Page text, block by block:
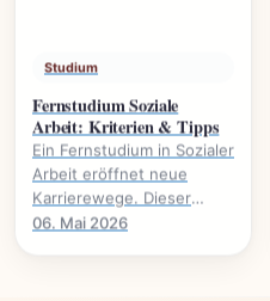
Studium
Fernstudium Soziale
Arbeit: Kriterien & Tipps
Ein Fernstudium in Sozialer
Arbeit eröffnet neue
Karrierewege. Dieser
Leitfaden beleuchtet
06. Mai 2026